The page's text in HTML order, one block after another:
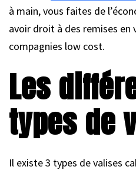
à main, vous faites de
avoir droit à des remises en
compagnies low cost.
Les
types de
Il existe 3 types de valises